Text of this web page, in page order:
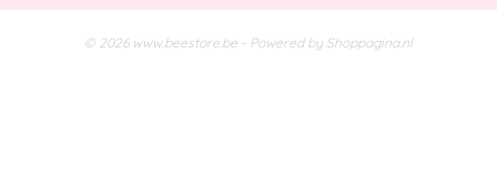
© 2026 www.beestore.be - Powered by Shoppagina.nl